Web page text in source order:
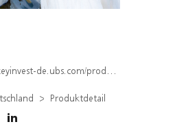
produkt/detail/index/isin/DE000WA507U5
Produktdetail